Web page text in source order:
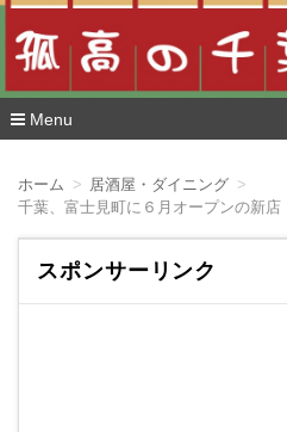
Menu
ホーム
居酒屋・ダイニング
千葉、富士見町に６月オープンの新
スポンサーリンク